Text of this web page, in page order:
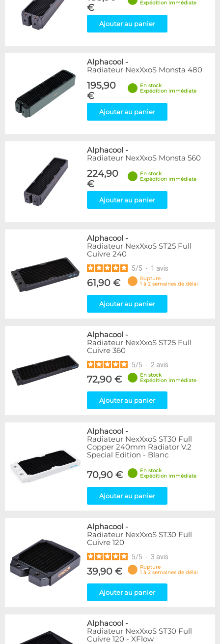
€
Expédition immédiate
Ajouter au panier
Alphacool -
Radiateur NexXxoS Monsta 480
195,90
€
En stock
Expédition immédiate
Ajouter au panier
Alphacool -
Radiateur NexXxoS Monsta 560
224,90
€
En stock
Expédition immédiate
Ajouter au panier
Alphacool -
Radiateur NexXxoS ST25 Full
Cuivre 240
5/5 - 1 avis
61,90 €
Rupture
1 à 2 semaines de délai
Ajouter au panier
Alphacool -
Radiateur NexXxoS ST25 Full
Cuivre 360
5/5 - 2 avis
72,90 €
En stock
Expédition immédiate
Ajouter au panier
Alphacool -
Radiateur NexXxoS ST30 Full
Copper 240mm Radiator V.2
Special Edition - Blanc
70,90 €
En stock
Expédition immédiate
Ajouter au panier
Alphacool -
Radiateur NexXxoS ST30 Full
Cuivre 120
5/5 - 3 avis
39,90 €
Rupture
1 à 2 semaines de délai
Ajouter au panier
Alphacool -
Radiateur NexXxoS ST30 Full
Cuivre 120 - XFlow